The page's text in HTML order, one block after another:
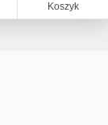
Koszyk